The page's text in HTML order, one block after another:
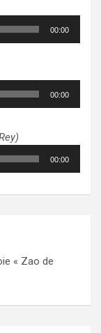
00:00
00:00
00:00
« Zao de